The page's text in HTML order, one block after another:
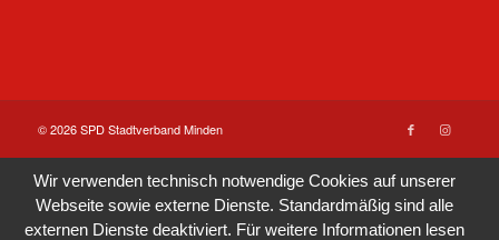
© 2026 SPD Stadtverband Minden
Wir verwenden technisch notwendige Cookies auf unserer
Webseite sowie externe Dienste. Standardmäßig sind alle
externen Dienste deaktiviert. Für weitere Informationen lesen